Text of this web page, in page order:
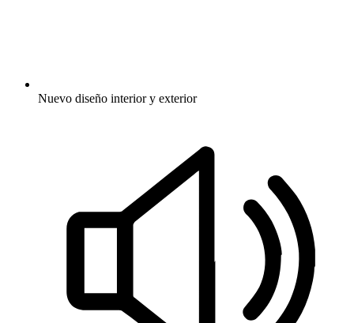
Nuevo diseño interior y exterior